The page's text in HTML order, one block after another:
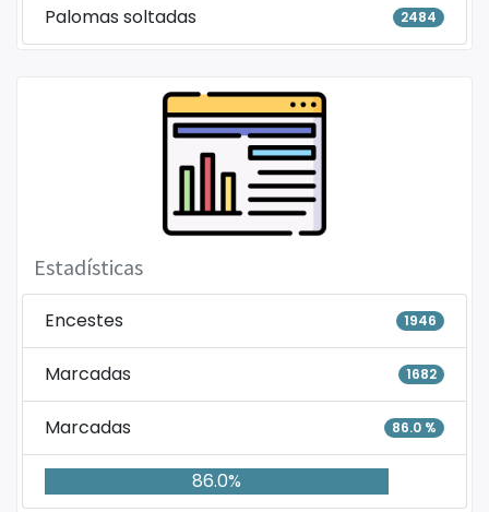
Palomas soltadas 2484
Estadísticas
Encestes 1946
Marcadas 1682
Marcadas 86.0 %
86.0%